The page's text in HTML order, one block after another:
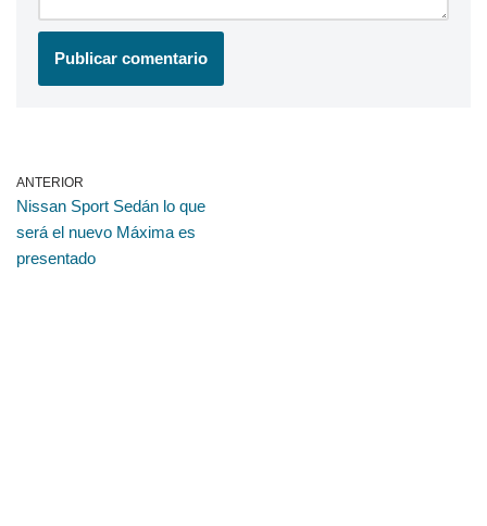
ANTERIOR
Nissan Sport Sedán lo que
será el nuevo Máxima es
presentado